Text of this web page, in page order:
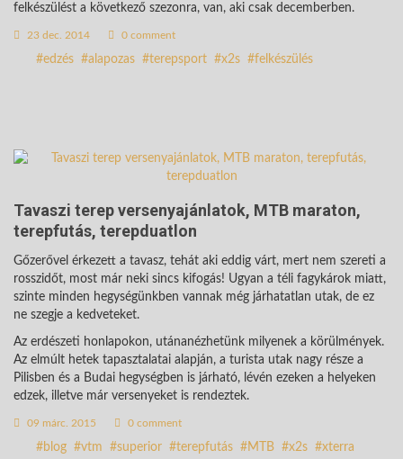
felkészülést a következő szezonra, van, aki csak decemberben.
23 dec. 2014 0 comment
edzés alapozas terepsport x2s felkészülés
Tavaszi terep versenyajánlatok, MTB maraton,
terepfutás, terepduatlon
Gőzerővel érkezett a tavasz, tehát aki eddig várt, mert nem szereti a
rosszidőt, most már neki sincs kifogás! Ugyan a téli fagykárok miatt,
szinte minden hegységünkben vannak még járhatatlan utak, de ez
ne szegje a kedveteket.
Az erdészeti honlapokon, utánanézhetünk milyenek a körülmények.
Az elmúlt hetek tapasztalatai alapján, a turista utak nagy része a
Pilisben és a Budai hegységben is járható, lévén ezeken a helyeken
edzek, illetve már versenyeket is rendeztek.
09 márc. 2015 0 comment
blog vtm superior terepfutás MTB x2s
xterra